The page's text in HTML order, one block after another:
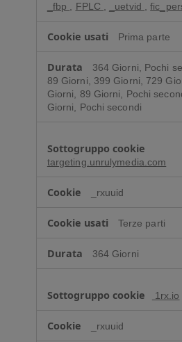
_fbp , FPLC , _uetvid ,
Prima parte
364 Giorni, Pochi
89 Giorni, 399 Giorni, 729
Giorni, 89 Giorni, Pochi
Giorni, Pochi secondi
targeting.unrulymedia.com
_rxuuid
Terze parti
364 Giorni
1rx.io
_rxuuid